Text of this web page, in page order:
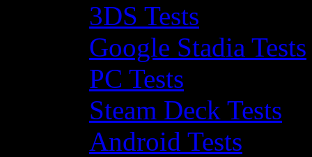
3DS Tests
Google Stadia Tests
PC Tests
Steam Deck Tests
Android Tests